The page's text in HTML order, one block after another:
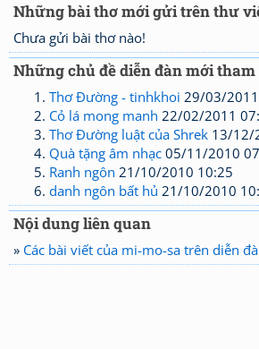
Những bài thơ mới gửi trên thư
Chưa gửi bài thơ nào!
Những chủ đề diễn đàn mới tham
Thơ Đường - tinhkhoi 29/03/
Cỏ lá mong manh 22/02/2011
Thơ Đường luật của Shrek 13/12/
Quà tặng âm nhạc 05/11/2010
Ranh ngôn 21/10/2010 10:25
danh ngôn bất hủ 21/10/2010
Nội dung liên quan
» Các bài viết của mi-mo-sa trên diễn